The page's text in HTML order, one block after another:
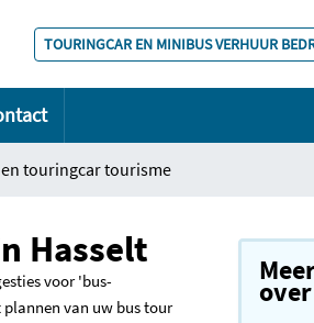
TOURINGCAR EN MINIBUS VERHUUR
touringcar tourisme
Hasselt
voor 'bus-
van uw bus tour